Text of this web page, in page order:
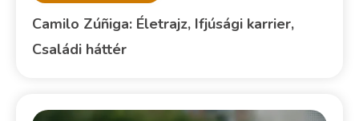
Camilo Zúñiga: Életrajz, Ifjúsági karrier,
Családi háttér